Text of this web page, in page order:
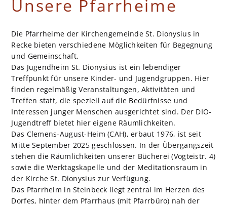
ANSPRECHPARTNER
SAKRAMENTE
GRUPPEN & VEREINE
Unsere Pfarrheime
Die Pfarrheime der Kirchengemeinde St. Dionysius in
Recke bieten verschiedene Möglichkeiten für Begegnung
und Gemeinschaft.
Das Jugendheim St. Dionysius ist ein lebendiger
Treffpunkt für unsere Kinder- und Jugendgruppen. Hier
finden regelmäßig Veranstaltungen, Aktivitäten und
Treffen statt, die speziell auf die Bedürfnisse und
Interessen junger Menschen ausgerichtet sind. Der DIO-
Jugendtreff bietet hier eigene Räumlichkeiten.
Das Clemens-August-Heim (CAH), erbaut 1976, ist seit
Mitte September 2025 geschlossen. In der Übergangszeit
stehen die Räumlichkeiten unserer Bücherei (Vogteistr. 4)
sowie die Werktagskapelle und der Meditationsraum in
der Kirche St. Dionysius zur Verfügung.
Das Pfarrheim in Steinbeck liegt zentral im Herzen des
Dorfes, hinter dem Pfarrhaus (mit Pfarrbüro) nah der